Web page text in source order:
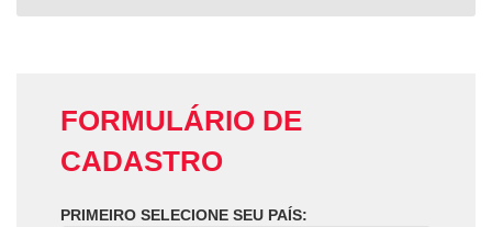
FORMULÁRIO DE
CADASTRO
PRIMEIRO SELECIONE SEU PAÍS: